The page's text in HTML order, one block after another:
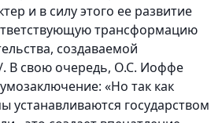
и в силу этого ее развитие
трансформацию
создаваемой
. В свою очередь, О.С. Иоффе
«Но так как
устанавливаются государством